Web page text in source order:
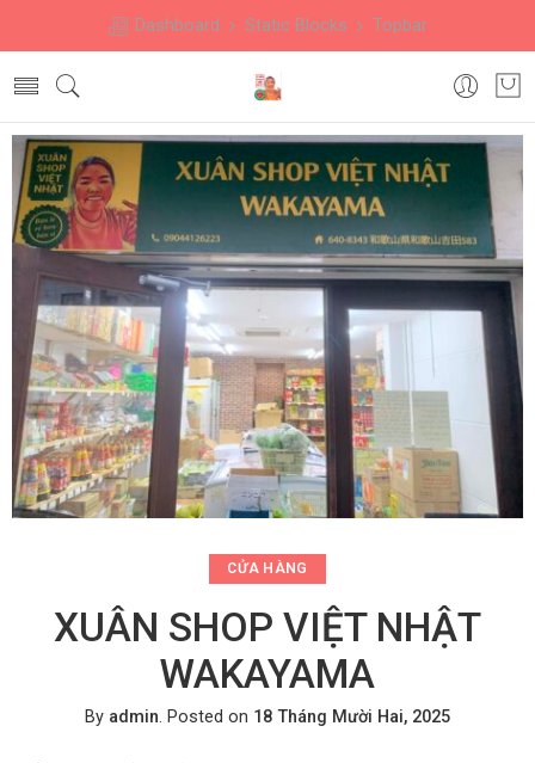
Dashboard Static Blocks Topbar
CỬA HÀNG
XUÂN SHOP VIỆT NHẬT
WAKAYAMA
By admin. Posted on 18 Tháng Mười Hai, 2025